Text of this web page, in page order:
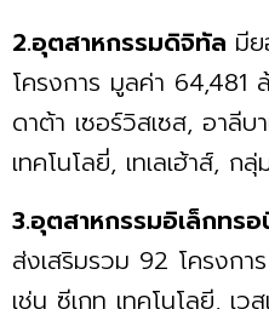
2.อุตสาหกรรมดิจิทัล มี
โครงการ มูลค่า 64,481
ดาต้า เซอร์วิสเซส, อาลี
เทคโนโลยี่, เทเลเฮ้าส์, กลุ่
3.อุตสาหกรรมอิเล็กทร
ส่งเสริมรวม 92 โครงกา
เช่น ซีเกท เทคโนโลยี, เ